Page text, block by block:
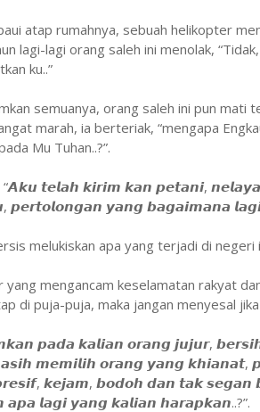
atap rumahnya, sebuah helikopter
lagi-lagi orang saleh ini menolak,
ku..”
semuanya, orang saleh ini pun mati
marah, ia berteriak, “mengapa
Mu Tuhan..?”.
𝙩𝙚𝙡𝙖𝙝 𝙠𝙞𝙧𝙞𝙢 𝙠𝙖𝙣 𝙥𝙚𝙩𝙖𝙣𝙞,
𝙮𝙖𝙣𝙜 𝙗𝙖𝙜𝙖𝙞𝙢𝙖𝙣𝙖 𝙡𝙖𝙜𝙞
melukiskan apa yang terjadi di negeri
mengancam keselamatan rakyat
di puja-puja, maka jangan menyesal
𝙥𝙖𝙙𝙖 𝙠𝙖𝙡𝙞𝙖𝙣 𝙤𝙧𝙖𝙣𝙜 𝙟𝙪𝙟𝙪𝙧,
𝙢𝙚𝙢𝙞𝙡𝙞𝙝 𝙤𝙧𝙖𝙣𝙜 𝙮𝙖𝙣𝙜
𝙠𝙚𝙟𝙖𝙢, 𝙗𝙤𝙙𝙤𝙝 𝙙𝙖𝙣 𝙩𝙖𝙠 𝙨𝙚𝙜𝙖𝙣
𝙡𝙖𝙜𝙞 𝙮𝙖𝙣𝙜 𝙠𝙖𝙡𝙞𝙖𝙣 𝙝𝙖𝙧𝙖𝙥𝙠𝙖𝙣..?”.